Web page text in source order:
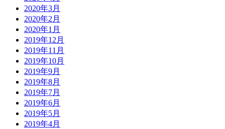
2020年3月
2020年2月
2020年1月
2019年12月
2019年11月
2019年10月
2019年9月
2019年8月
2019年7月
2019年6月
2019年5月
2019年4月